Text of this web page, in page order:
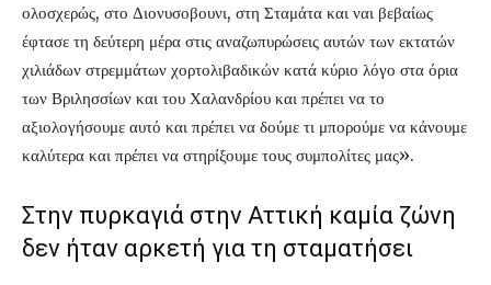
ολοσχερώς, στο Διονυσοβουνι, στη Σταμάτα και ναι βεβαίως
έφτασε τη δεύτερη μέρα στις αναζωπυρώσεις αυτών των εκτατών
χιλιάδων στρεμμάτων χορτολιβαδικών κατά κύριο λόγο στα όρια
των Βριλησσίων και του Χαλανδρίου και πρέπει να το
αξιολογήσουμε αυτό και πρέπει να δούμε τι μπορούμε να κάνουμε
καλύτερα και πρέπει να στηρίξουμε τους συμπολίτες μας».
Στην πυρκαγιά στην Αττική καμία ζώνη
δεν ήταν αρκετή για τη σταματήσει